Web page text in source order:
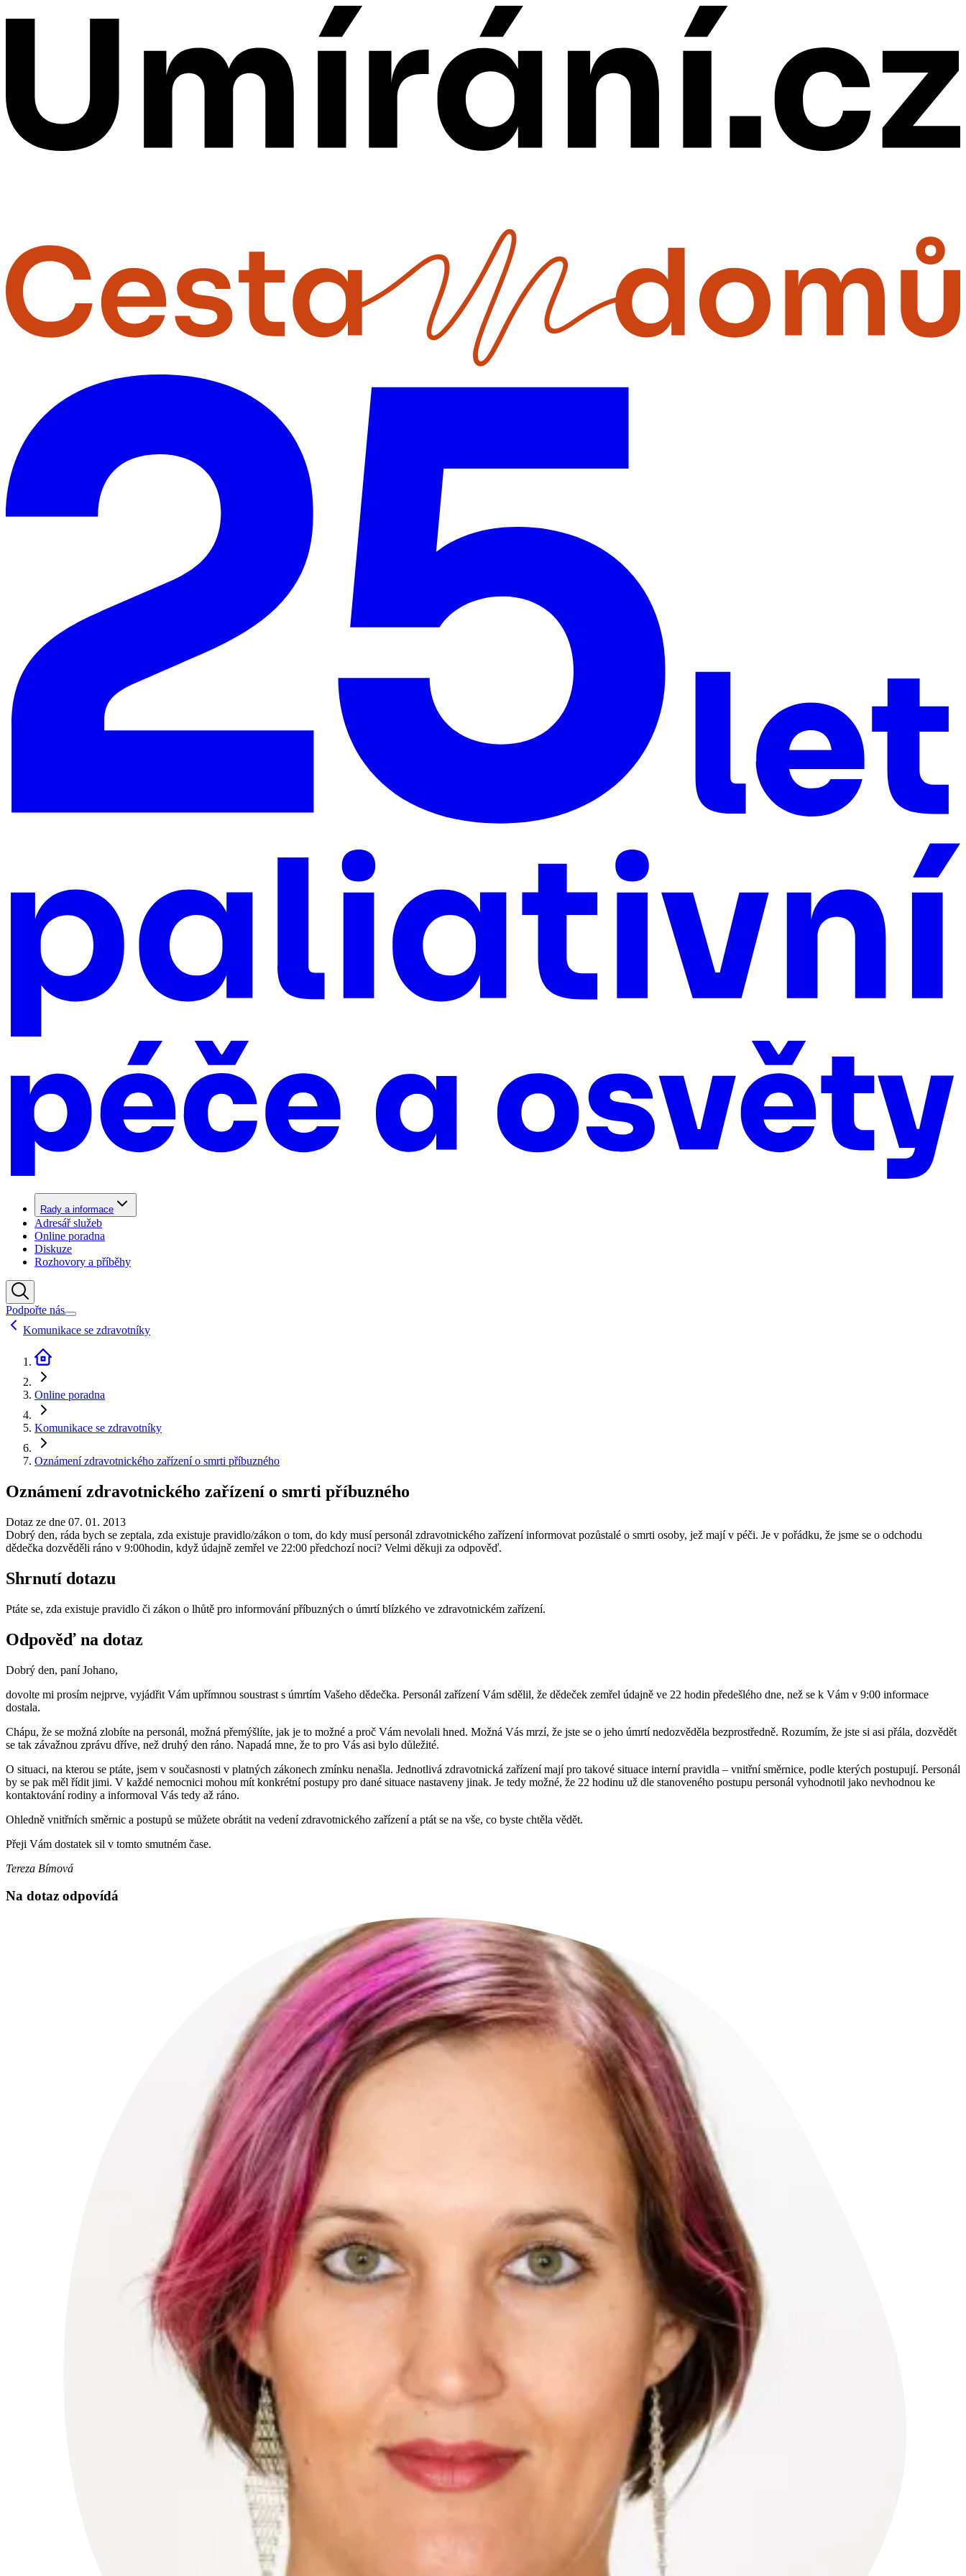
Rady a informace
Adresář služeb
Online poradna
Diskuze
Rozhovory a příběhy
Podpořte nás
Komunikace se zdravotníky
Online poradna
Komunikace se zdravotníky
Oznámení zdravotnického zařízení o smrti příbuzného
Oznámení zdravotnického zařízení o smrti příbuzného
Dotaz ze dne 07. 01. 2013
Dobrý den, ráda bych se zeptala, zda existuje pravidlo/zákon o tom, do kdy musí personál zdravotnického zařízení informovat pozůstalé o smrti osoby, jež mají v péči. Je v pořádku, že jsme se o odchodu
dědečka dozvěděli ráno v 9:00hodin, když údajně zemřel ve 22:00 předchozí noci? Velmi děkuji za odpověď.
Shrnutí dotazu
Ptáte se, zda existuje pravidlo či zákon o lhůtě pro informování příbuzných o úmrtí blízkého ve zdravotnickém zařízení.
Odpověď na dotaz
Dobrý den, paní Johano,
dovolte mi prosím nejprve, vyjádřit Vám upřímnou soustrast s úmrtím Vašeho dědečka. Personál zařízení Vám sdělil, že dědeček zemřel údajně ve 22 hodin předešlého dne, než se k Vám v 9:00 informace
dostala.
Chápu, že se možná zlobíte na personál, možná přemýšlíte, jak je to možné a proč Vám nevolali hned. Možná Vás mrzí, že jste se o jeho úmrtí nedozvěděla bezprostředně. Rozumím, že jste si asi přála, dozvědět
se tak závažnou zprávu dříve, než druhý den ráno. Napadá mne, že to pro Vás asi bylo důležité.
O situaci, na kterou se ptáte, jsem v současnosti v platných zákonech zmínku nenašla. Jednotlivá zdravotnická zařízení mají pro takové situace interní pravidla – vnitřní směrnice, podle kterých postupují. Personál
by se pak měl řídit jimi. V každé nemocnici mohou mít konkrétní postupy pro dané situace nastaveny jinak. Je tedy možné, že 22 hodinu už dle stanoveného postupu personál vyhodnotil jako nevhodnou ke
kontaktování rodiny a informoval Vás tedy až ráno.
Ohledně vnitřních směrnic a postupů se můžete obrátit na vedení zdravotnického zařízení a ptát se na vše, co byste chtěla vědět.
Přeji Vám dostatek sil v tomto smutném čase.
Tereza Bímová
Na dotaz odpovídá